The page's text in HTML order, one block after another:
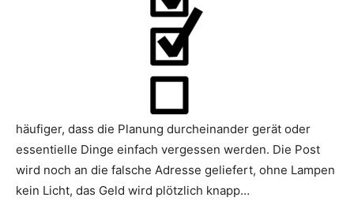
häufiger, dass die Planung durcheinander gerät oder
essentielle Dinge einfach vergessen werden. Die Post
wird noch an die falsche Adresse geliefert, ohne Lampen
kein Licht, das Geld wird plötzlich knapp…